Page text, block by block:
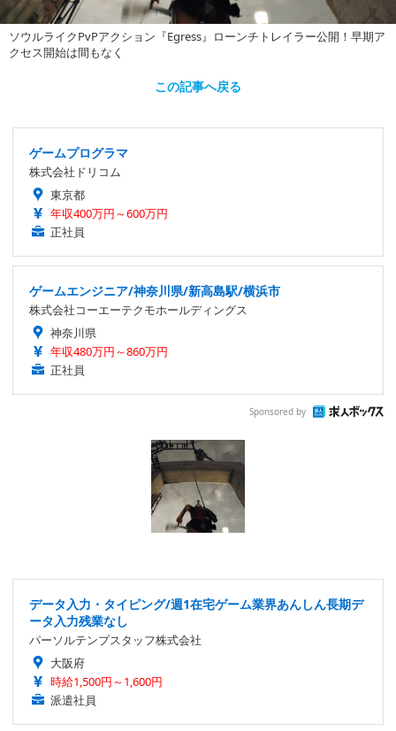
ソウルライクPvPアクション『Egress』ローンチトレイラー公開！早期ア
クセス開始は間もなく
この記事へ戻る
ゲームプログラマ
株式会社ドリコム
東京都
年収400万円～600万円
正社員
ゲームエンジニア/神奈川県/新高島駅/横浜市
株式会社コーエーテクモホールディングス
神奈川県
年収480万円～860万円
正社員
Sponsored by
データ入力・タイピング/週1在宅ゲーム業界あんしん長期デ
ータ入力残業なし
パーソルテンプスタッフ株式会社
大阪府
時給1,500円～1,600円
派遣社員